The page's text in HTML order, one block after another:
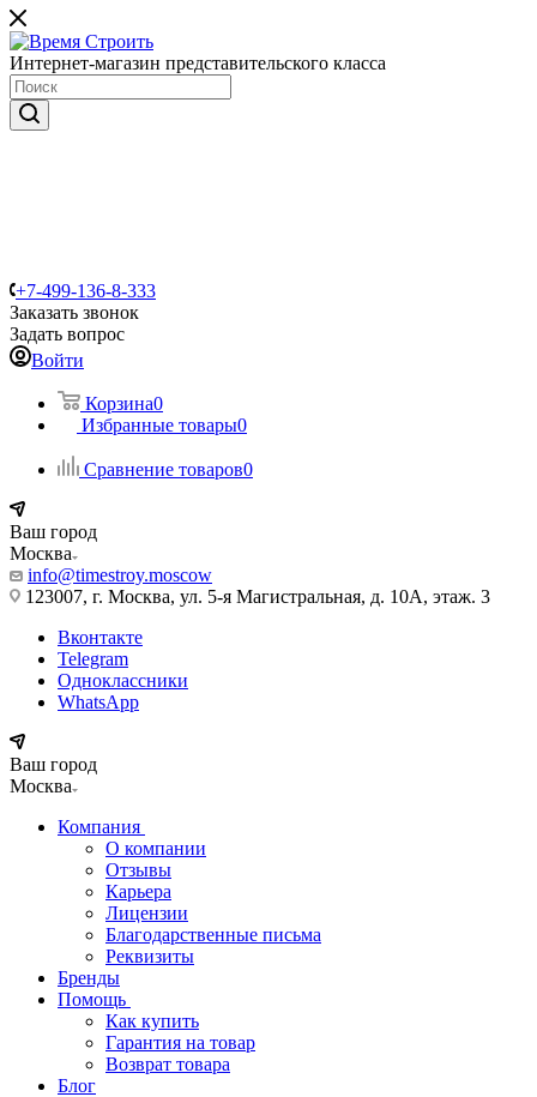
Интернет-магазин представительского класса
+7-499-136-8-333
Заказать звонок
Задать вопрос
Войти
Корзина0
Избранные товары0
Сравнение товаров0
Ваш город
Москва
info@timestroy.moscow
123007, г. Москва, ул. 5-я Магистральная, д. 10А, этаж. 3
Вконтакте
Telegram
Одноклассники
WhatsApp
Ваш город
Москва
Компания
О компании
Отзывы
Карьера
Лицензии
Благодарственные письма
Реквизиты
Бренды
Помощь
Как купить
Гарантия на товар
Возврат товара
Блог